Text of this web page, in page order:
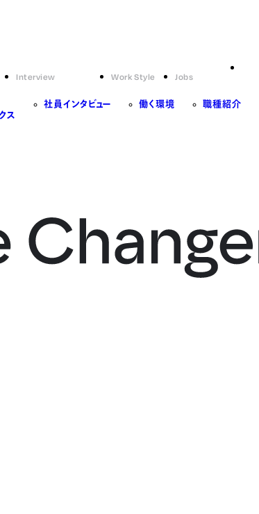
ス
Interview
社員インタビュー
Work Style
働く環境
Jobs
職種紹介